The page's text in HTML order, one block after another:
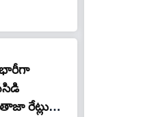
భారీగా
రేట్లు